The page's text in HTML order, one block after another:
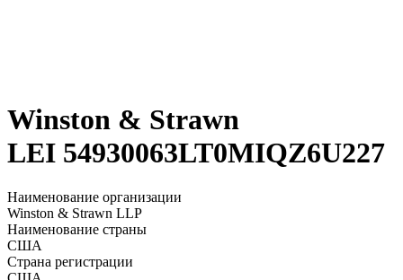
Winston & Strawn
LEI 54930063LT0MIQZ6U227
Наименование организации
Winston & Strawn LLP
Наименование страны
США
Страна регистрации